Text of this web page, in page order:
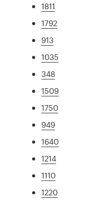
1811
1792
913
1035
348
1509
1750
949
1640
1214
1110
1220